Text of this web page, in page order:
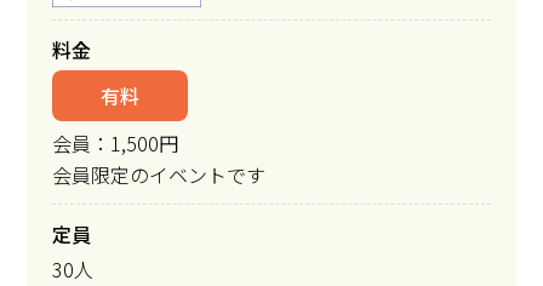
料金
有料
会員：1,500円
会員限定のイベントです
定員
30人